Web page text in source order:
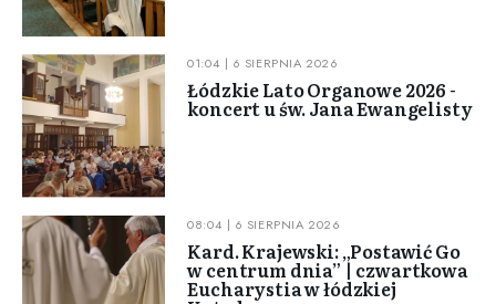
01:04 | 6 SIERPNIA 2026
Łódzkie Lato Organowe 2026 -
koncert u św. Jana Ewangelisty
08:04 | 6 SIERPNIA 2026
Kard. Krajewski: „Postawić Go
w centrum dnia” | czwartkowa
Eucharystia w łódzkiej